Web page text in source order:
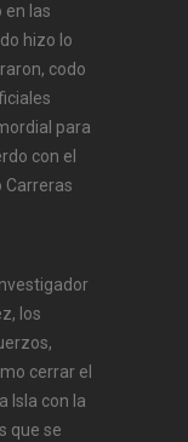
en las
hizo lo
codo
para
con el
Carreras
los
cerrar el
Isla con la
que se